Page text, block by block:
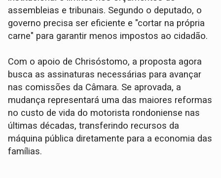
assembleias e tribunais. Segundo o deputado, o
governo precisa ser eficiente e "cortar na própria
carne" para garantir menos impostos ao cidadão.
Com o apoio de Chrisóstomo, a proposta agora
busca as assinaturas necessárias para avançar
nas comissões da Câmara. Se aprovada, a
mudança representará uma das maiores reformas
no custo de vida do motorista rondoniense nas
últimas décadas, transferindo recursos da
máquina pública diretamente para a economia das
famílias.